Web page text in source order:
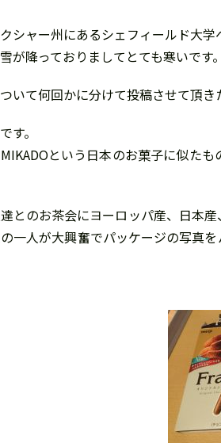
シャー州にあるシェフィールド大
が降っておりましてとても寒いです。
いて何回かに分けて投稿させて頂き
す。
という日本のお菓子に似た
とのお茶会にヨーロッパ産、日本
一人が大興奮でパッケージの写真